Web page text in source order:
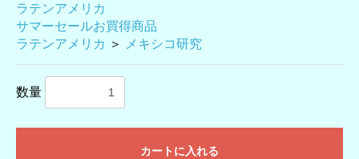
ラテンアメリカ
サマーセールお買得商品
ラテンアメリカ ＞ メキシコ研究
数量
カートに入れる